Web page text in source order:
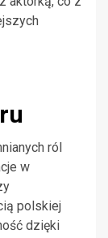
ról
w
polskiej
dzięki